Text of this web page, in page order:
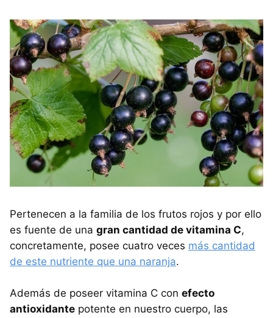
Pertenecen a la familia de los frutos rojos y por ello
es fuente de una gran cantidad de vitamina C,
concretamente, posee cuatro veces más cantidad
de este nutriente que una naranja.
Además de poseer vitamina C con efecto
antioxidante potente en nuestro cuerpo, las